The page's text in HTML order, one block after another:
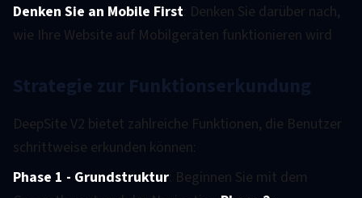
Denken Sie an Mobile First: Denken Sie darüber nach,
wie Ihre Website auf Mobilgeräten funktionieren wird
Strategie zur Funktionserkundung
DeepSite V2 bietet zahlreiche Funktionen, die Benutzer
schrittweise erkunden können:
Phase 1 - Grundstruktur: Beginnen Sie mit dem